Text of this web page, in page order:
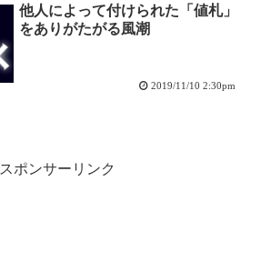
他人によって付けられた「値札」
をありがたがる風潮
2019/11/10 2:30pm
スポンサーリンク